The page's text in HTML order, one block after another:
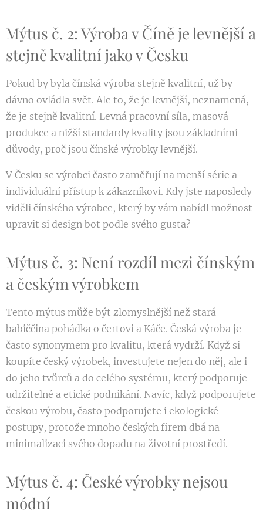
Mýtus č. 2: Výroba v Číně je levnější a
stejně kvalitní jako v Česku
Pokud by byla čínská výroba stejně kvalitní, už by
dávno ovládla svět. Ale to, že je levnější, neznamená,
že je stejně kvalitní. Levná pracovní síla, masová
produkce a nižší standardy kvality jsou základními
důvody, proč jsou čínské výrobky levnější.
V Česku se výrobci často zaměřují na menší série a
individuální přístup k zákazníkovi. Kdy jste naposledy
viděli čínského výrobce, který by vám nabídl možnost
upravit si design bot podle svého gusta?
Mýtus č. 3: Není rozdíl mezi čínským
a českým výrobkem
Tento mýtus může být zlomyslnější než stará
babiččina pohádka o čertovi a Káče. Česká výroba je
často synonymem pro kvalitu, která vydrží. Když si
koupíte český výrobek, investujete nejen do něj, ale i
do jeho tvůrců a do celého systému, který podporuje
udržitelné a etické podnikání. Navíc, když podporujete
českou výrobu, často podporujete i ekologické
postupy, protože mnoho českých firem dbá na
minimalizaci svého dopadu na životní prostředí.
Mýtus č. 4: České výrobky nejsou
módní